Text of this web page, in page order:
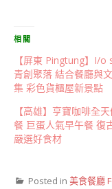
相關
【屏東 Pingtung】I/o
青創聚落 結合餐廳與
集 彩色貨櫃屋新景點
【高雄】亨寶咖啡全
餐 巨蛋人氣早午餐 復
嚴選好食材
Posted in 美食餐廳